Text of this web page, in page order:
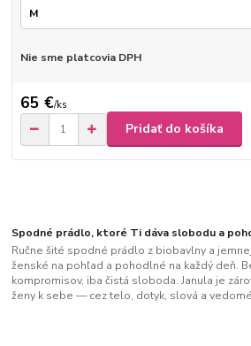
Nie sme platcovia DPH
65 €/ks
Pridať do košíka
Spodné prádlo, ktoré Ti dáva slobodu a
Ručne šité spodné prádlo z biobavlny a
ženské na pohľad a pohodlné na každý deň.
kompromisov, iba čistá sloboda. Janula je
ženy k sebe — cez telo, dotyk, slová a